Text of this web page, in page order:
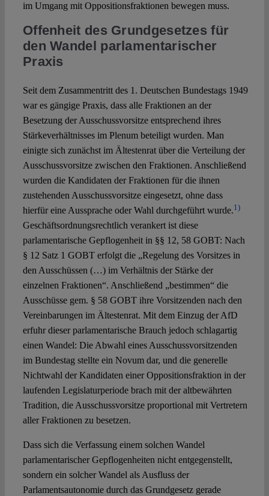
im Umgang mit Oppositionsfraktionen bewegen muss.
Offenheit des Grundgesetzes für
den Wandel parlamentarischer
Praxis
Seit dem Zusammentritt des 1. Deutschen Bundestags 1949
war es gängige Praxis, dass alle Fraktionen an der
Besetzung der Ausschussvorsitze entsprechend ihres
Stärkeverhältnisses im Plenum beteiligt wurden. Man
einigte sich zunächst im Ältestenrat über die Verteilung der
Ausschussvorsitze zwischen den Fraktionen. Anschließend
wurden die Kandidaten der Fraktionen für die ihnen
zustehenden Ausschussvorsitze eingesetzt, ohne dass
hierfür eine Aussprache oder Wahl durchgeführt wurde.1)
Geschäftsordnungsrechtlich verankert ist diese
parlamentarische Gepflogenheit in §§ 12, 58 GOBT: Nach
§ 12 Satz 1 GOBT erfolgt die „Regelung des Vorsitzes in
den Ausschüssen (…) im Verhältnis der Stärke der
einzelnen Fraktionen“. Anschließend „bestimmen“ die
Ausschüsse gem. § 58 GOBT ihre Vorsitzenden nach den
Vereinbarungen im Ältestenrat. Mit dem Einzug der AfD
erfuhr dieser parlamentarische Brauch jedoch schlagartig
einen Wandel: Die Abwahl eines Ausschussvorsitzenden
im Bundestag stellte ein Novum dar, und die generelle
Nichtwahl der Kandidaten einer Oppositionsfraktion in der
laufenden Legislaturperiode brach mit der altbewährten
Tradition, die Ausschussvorsitze proportional mit Vertretern
aller Fraktionen zu besetzen.
Dass sich die Verfassung einem solchen Wandel
parlamentarischer Gepflogenheiten nicht entgegenstellt,
sondern ein solcher Wandel als Ausfluss der
Parlamentsautonomie durch das Grundgesetz gerade